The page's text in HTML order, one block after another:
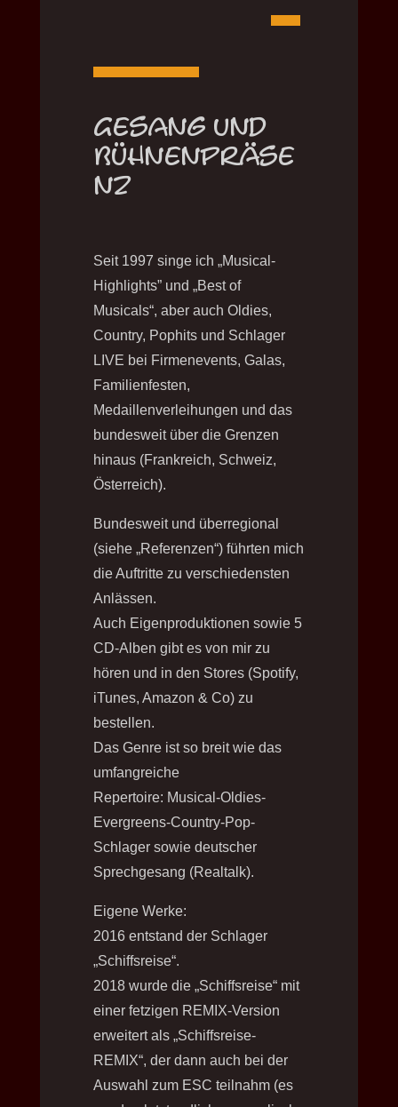
Gesang und
Bühnenpräse
nz
Seit 1997 singe ich „Musical-
Highlights” und „Best of
Musicals“, aber auch Oldies,
Country, Pophits und Schlager
LIVE bei Firmenevents, Galas,
Familienfesten,
Medaillenverleihungen und das
bundesweit über die Grenzen
hinaus (Frankreich, Schweiz,
Österreich).
Bundesweit und überregional
(siehe „Referenzen“) führten mich
die Auftritte zu verschiedensten
Anlässen.
Auch Eigenproduktionen sowie 5
CD-Alben gibt es von mir zu
hören und in den Stores (Spotify,
iTunes, Amazon & Co) zu
bestellen.
Das Genre ist so breit wie das
umfangreiche
Repertoire: Musical-Oldies-
Evergreens-Country-Pop-
Schlager sowie deutscher
Sprechgesang (Realtalk).
Eigene Werke:
2016 entstand der Schlager
„Schiffsreise“.
2018 wurde die „Schiffsreise“ mit
einer fetzigen REMIX-Version
erweitert als „Schiffsreise-
REMIX“, der dann auch bei der
Auswahl zum ESC teilnahm (es